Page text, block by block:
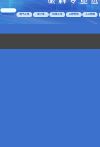
汉语言文学 电气工程 会计学 机械工程 口腔医学 人工智能